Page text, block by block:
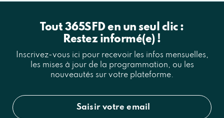
Tout 365SFD en un seul clic :
Restez informé(e) !
Inscrivez-vous ici pour recevoir les infos mensuelles,
les mises à jour de la programmation, ou les
nouveautés sur votre plateforme.